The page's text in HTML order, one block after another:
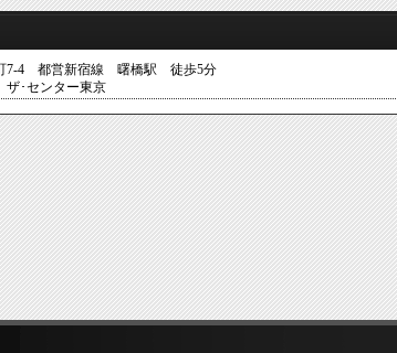
7-4 都営新宿線 曙橋駅 徒歩5分
ザ･センター東京